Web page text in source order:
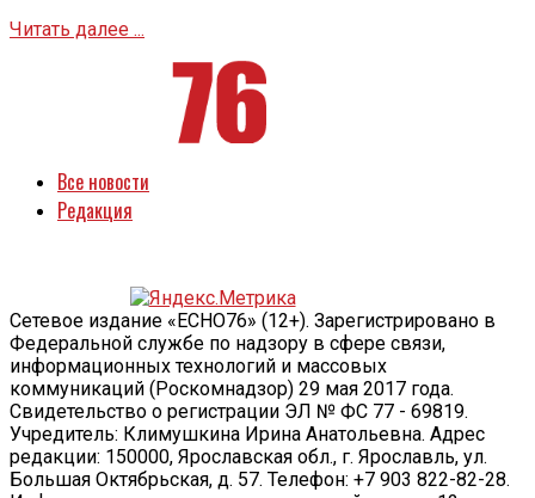
Читать далее ...
Все новости
Редакция
Сетевое издание «ECHO76» (12+). Зарегистрировано в
Федеральной службе по надзору в сфере связи,
информационных технологий и массовых
коммуникаций (Роскомнадзор) 29 мая 2017 года.
Свидетельство о регистрации ЭЛ № ФС 77 - 69819.
Учредитель: Климушкина Ирина Анатольевна. Адрес
редакции: 150000, Ярославская обл., г. Ярославль, ул.
Большая Октябрьская, д. 57. Телефон: +7 903 822-82-28.